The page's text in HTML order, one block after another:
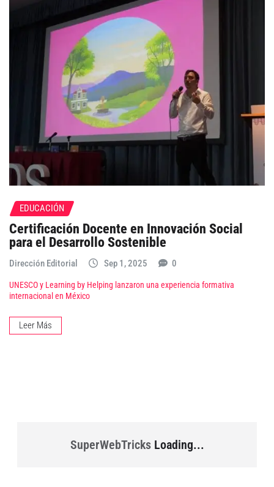
EDUCACIÓN
Certificación Docente en Innovación Social
para el Desarrollo Sostenible
Dirección Editorial Sep 1, 2025 0
UNESCO y Learning by Helping lanzaron una experiencia formativa
internacional en México
Leer Más
SuperWebTricksLoading...